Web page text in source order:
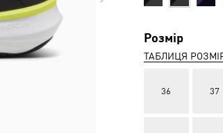
Розмір
ТАБЛИЦЯ
36 37